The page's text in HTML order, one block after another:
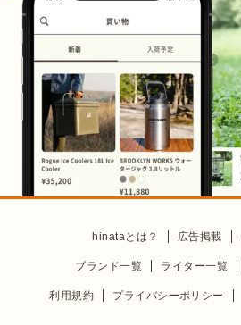
hinataとは？ 広告掲載
ブランド一覧 ライター一覧
利用規約 プライバシーポリシー